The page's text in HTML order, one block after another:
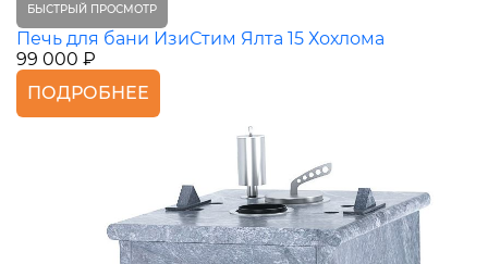
БЫСТРЫЙ ПРОСМОТР
Печь для бани ИзиСтим Ялта 15 Хохлома
99 000 ₽
ПОДРОБНЕЕ